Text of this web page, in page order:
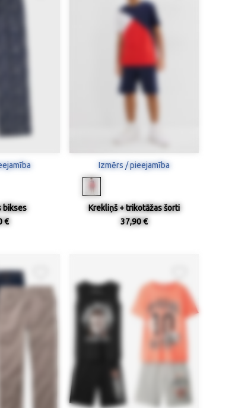
bikses
€
Izmērs / pieejamība
Krekliņš + trikotāžas šorti
37,90 €